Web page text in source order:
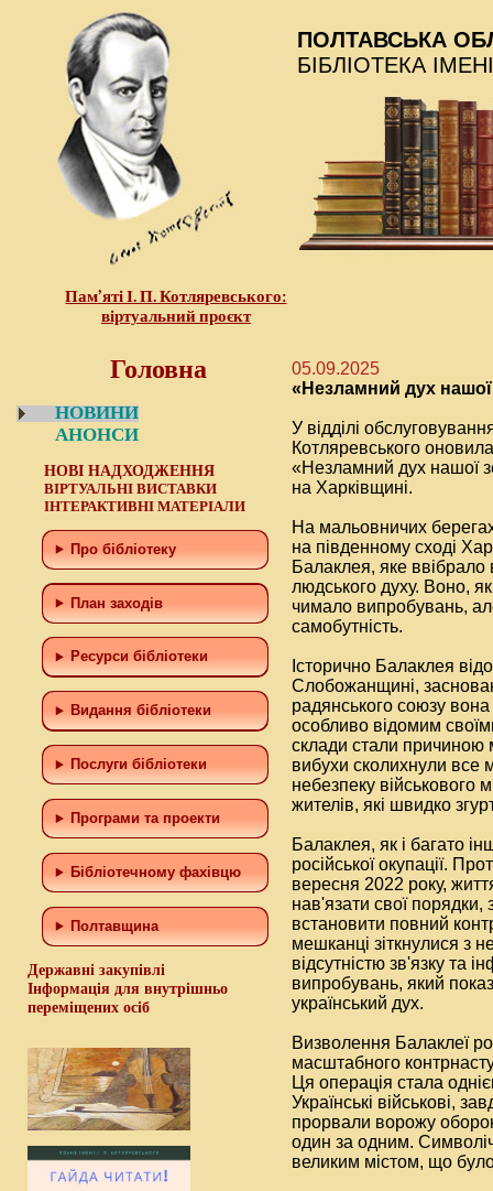
Пам’яті І. П. Котляревського:
віртуальний проєкт
ПОЛТАВСЬКА
БІБЛІОТЕКА
Головна
НОВИНИ
АНОНСИ
НОВІ НАДХОДЖЕННЯ
ВІРТУАЛЬНІ ВИСТАВКИ
ІНТЕРАКТИВНІ МАТЕРІАЛИ
Про бібліотеку
План заходів
Ресурси бібліотеки
Видання бібліотеки
Послуги бібліотеки
Програми та проекти
Бiблiотечному фахiвцю
Полтавщина
Державні закупівлі
Інформація для внутрішньо
переміщених осіб
05.09.2025
«Незламний дух нашої
У відділі
Котляревського
«Незламний дух нашої
на Харківщині.
На мальовничих
на південному сході
Балаклея, яке ввібрало
людського духу. Воно,
чимало випробувань,
самобутність.
Історично Балаклея
Слобожанщині,
радянського союзу
особливо відомим
склади стали причиною
вибухи сколихнули все
небезпеку військового
жителів, які швидко
Балаклея, як і багато
російської окупації.
вересня 2022 року,
нав'язати свої порядки,
встановити повний
мешканці зіткнулися з
відсутністю зв'язку та
випробувань, який
український дух.
Визволення Балаклеї
масштабного
Ця операція стала
Українські військові,
прорвали ворожу
один за одним.
великим містом, що було